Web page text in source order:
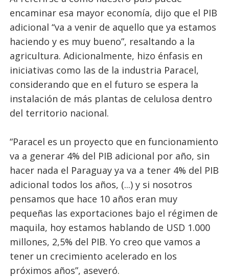
encaminar esa mayor economía, dijo que el PIB
adicional “va a venir de aquello que ya estamos
haciendo y es muy bueno”, resaltando a la
agricultura. Adicionalmente, hizo énfasis en
iniciativas como las de la industria Paracel,
considerando que en el futuro se espera la
instalación de más plantas de celulosa dentro
del territorio nacional.
“Paracel es un proyecto que en funcionamiento
va a generar 4% del PIB adicional por año, sin
hacer nada el Paraguay ya va a tener 4% del PIB
adicional todos los años, (...) y si nosotros
pensamos que hace 10 años eran muy
pequeñas las exportaciones bajo el régimen de
maquila, hoy estamos hablando de USD 1.000
millones, 2,5% del PIB. Yo creo que vamos a
tener un crecimiento acelerado en los
próximos años”, aseveró.